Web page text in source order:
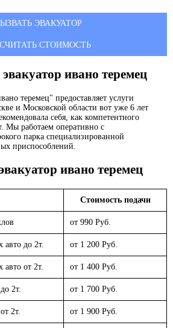
ЭВАКУАТОР
СТОИМОСТЬ
ивано теремец
теремец" предоставляет услуги
и Московской области вот уже 6 лет
себя, как компетентного
Мы работаем оперативно с
парка специализированной
приспособлений.
ивано теремец
Стоимость подачи
от 990 Руб.
авто до 2т. от 1 200 Руб.
авто от 2т. от 1 400 Руб.
2т. от 1 700 Руб.
2т. от 1 900 Руб.